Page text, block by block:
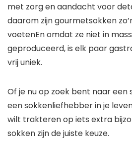
met zorg en aandacht voor
daarom zijn gourmetsokken
voetenEn omdat ze niet in
geproduceerd, is elk paar
vrij uniek.
Of je nu op zoek bent naar een
een sokkenliefhebber in je
wilt trakteren op iets extra
sokken zijn de juiste keuze.